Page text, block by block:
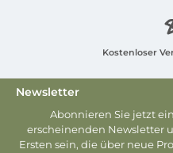
Kostenloser
Newsletter
Abonnieren Sie jetzt
erscheinenden Newsletter
Ersten sein, die über neue